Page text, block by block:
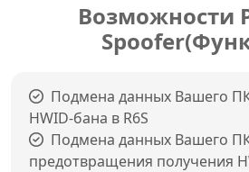
Возможности
Подмена данных Вашего
HWID-бана в R6S
Подмена данных Вашего
предотвращения получения